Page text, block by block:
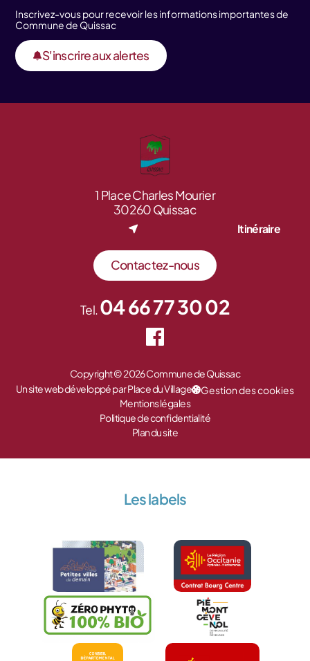
Inscrivez-vous pour recevoir les informations importantes de
Commune de Quissac
S'inscrire aux alertes
1 Place Charles Mourier
30260 Quissac
Itinéraire
Contactez-nous
Tel.04 66 77 30 02
Copyright © 2026 Commune de Quissac
Un site web développé par Place du Village
Gestion des cookies
Mentions légales
Politique de confidentialité
Plan du site
Les labels